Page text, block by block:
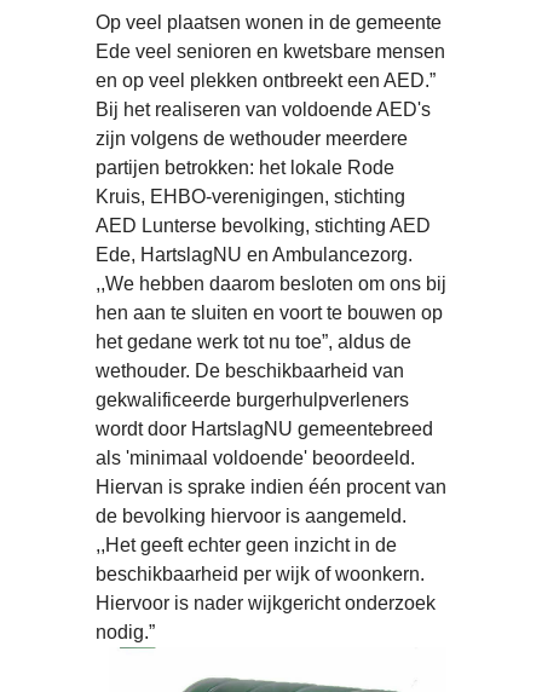
Op veel plaatsen wonen in de gemeente
Ede veel senioren en kwetsbare mensen
en op veel plekken ontbreekt een AED.”
Bij het realiseren van voldoende AED's
zijn volgens de wethouder meerdere
partijen betrokken: het lokale Rode
Kruis, EHBO-verenigingen, stichting
AED Lunterse bevolking, stichting AED
Ede, HartslagNU en Ambulancezorg.
,,We hebben daarom besloten om ons bij
hen aan te sluiten en voort te bouwen op
het gedane werk tot nu toe”, aldus de
wethouder. De beschikbaarheid van
gekwalificeerde burgerhulpverleners
wordt door HartslagNU gemeentebreed
als 'minimaal voldoende' beoordeeld.
Hiervan is sprake indien één procent van
de bevolking hiervoor is aangemeld.
,,Het geeft echter geen inzicht in de
beschikbaarheid per wijk of woonkern.
Hiervoor is nader wijkgericht onderzoek
nodig.”